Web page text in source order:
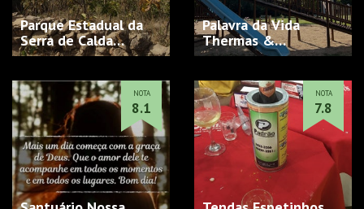
Parque Estadual da
Serra de Calda…
Palavra da Vida
Thermas &
Conference Cente…
NOTA
8.1
NOTA
7.8